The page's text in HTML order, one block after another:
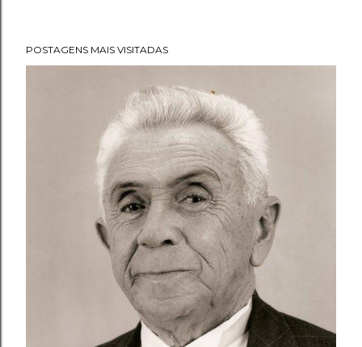
POSTAGENS MAIS VISITADAS